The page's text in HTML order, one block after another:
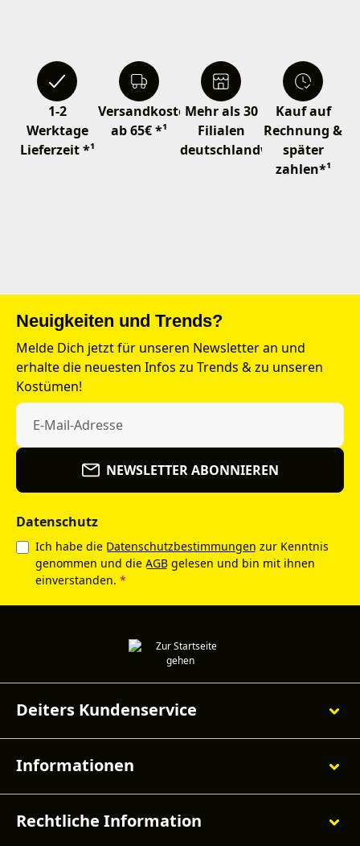
1-2
Werktage
Lieferzeit *¹
Versandkostenfrei
ab 65€ *¹
Mehr als 30
Filialen
deutschlandweit
Kauf auf
Rechnung &
später
zahlen*¹
Neuigkeiten und Trends?
Melde Dich jetzt für unseren Newsletter an und
erhalte die neuesten Infos zu Trends & zu unseren
Kostümen!
NEWSLETTER ABONNIEREN
Datenschutz
Ich habe die Datenschutzbestimmungen zur Kenntnis
genommen und die AGB gelesen und bin mit ihnen
einverstanden. *
Deiters Kundenservice
Informationen
Rechtliche Information